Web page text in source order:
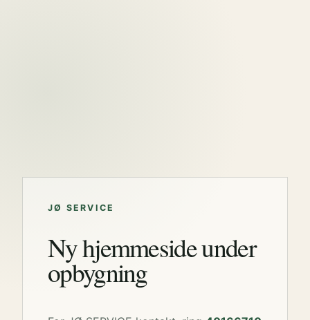
JØ SERVICE
Ny hjemmeside under
opbygning